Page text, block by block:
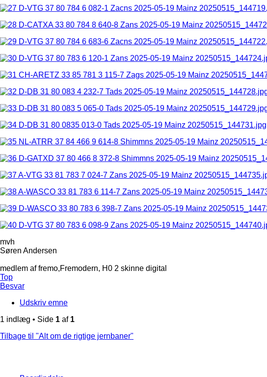
mvh
Søren Andersen
medlem af fremo,Fremodern, H0 2 skinne digital
Top
Besvar
Udskriv emne
1 indlæg • Side 1 af 1
Tilbage til "Alt om de rigtige jernbaner"